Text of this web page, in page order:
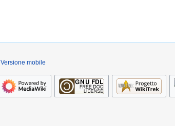
Versione mobile